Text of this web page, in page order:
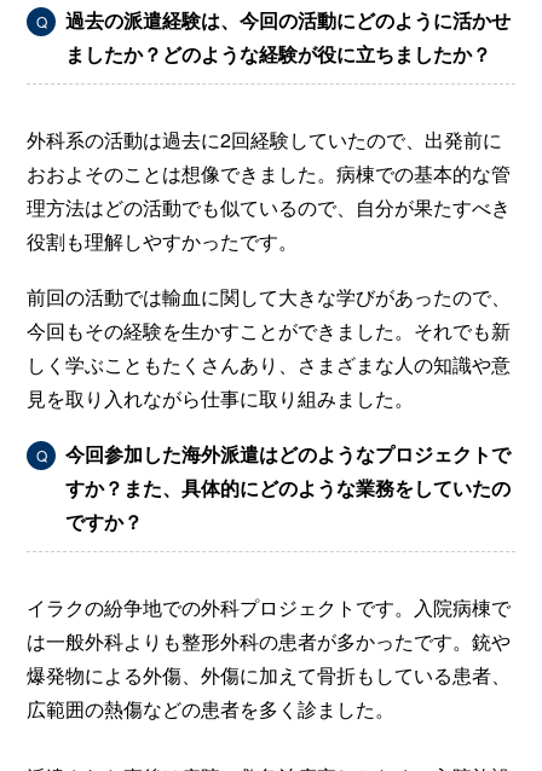
Q
過去の派遣経験は、今回の活動にどのように活かせ
ましたか？どのような経験が役に立ちましたか？
外科系の活動は過去に2回経験していたので、出発前に
おおよそのことは想像できました。病棟での基本的な管
理方法はどの活動でも似ているので、自分が果たすべき
役割も理解しやすかったです。
前回の活動では輸血に関して大きな学びがあったので、
今回もその経験を生かすことができました。それでも新
しく学ぶこともたくさんあり、さまざまな人の知識や意
見を取り入れながら仕事に取り組みました。
Q
今回参加した海外派遣はどのようなプロジェクトで
すか？また、具体的にどのような業務をしていたの
ですか？
イラクの紛争地での外科プロジェクトです。入院病棟で
は一般外科よりも整形外科の患者が多かったです。銃や
爆発物による外傷、外傷に加えて骨折もしている患者、
広範囲の熱傷などの患者を多く診ました。